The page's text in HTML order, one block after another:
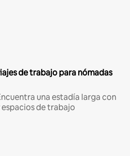
de trabajo para nómadas
una estadía larga con
de trabajo